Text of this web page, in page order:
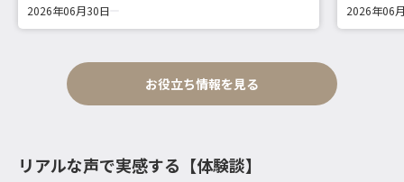
2026年06月30日 2026年06
お役立ち情報を見る
リアルな声で実感する【体験談】